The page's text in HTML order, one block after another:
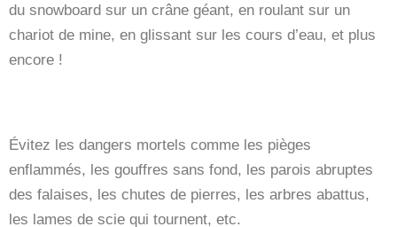
du snowboard sur un crâne géant, en roulant sur un
chariot de mine, en glissant sur les cours d’eau, et plus
encore !
Évitez les dangers mortels comme les pièges
enflammés, les gouffres sans fond, les parois abruptes
des falaises, les chutes de pierres, les arbres abattus,
les lames de scie qui tournent, etc.